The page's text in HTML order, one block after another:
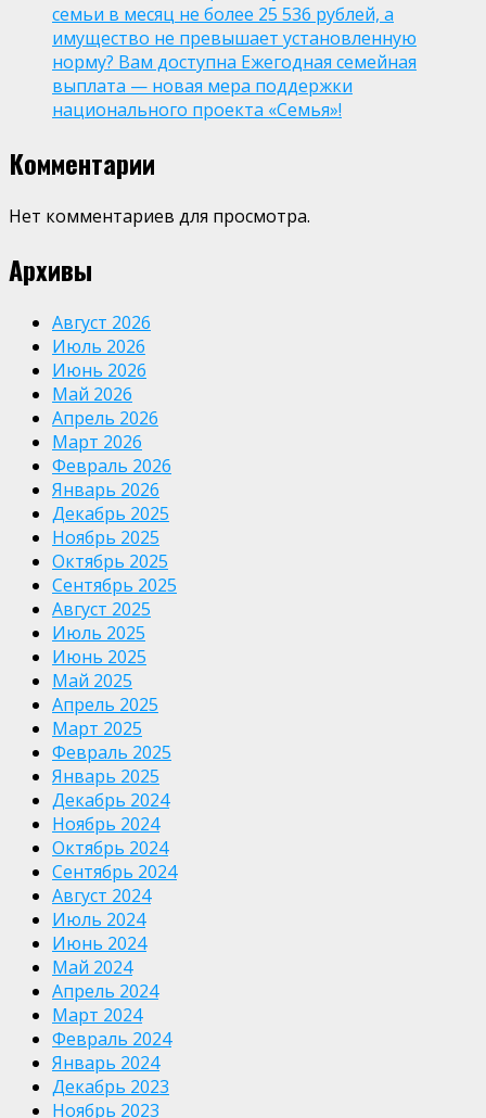
семьи в месяц не более 25 536 рублей, а
имущество не превышает установленную
норму? Вам доступна Ежегодная семейная
выплата — новая мера поддержки
национального проекта «Семья»!
Комментарии
Нет комментариев для просмотра.
Архивы
Август 2026
Июль 2026
Июнь 2026
Май 2026
Апрель 2026
Март 2026
Февраль 2026
Январь 2026
Декабрь 2025
Ноябрь 2025
Октябрь 2025
Сентябрь 2025
Август 2025
Июль 2025
Июнь 2025
Май 2025
Апрель 2025
Март 2025
Февраль 2025
Январь 2025
Декабрь 2024
Ноябрь 2024
Октябрь 2024
Сентябрь 2024
Август 2024
Июль 2024
Июнь 2024
Май 2024
Апрель 2024
Март 2024
Февраль 2024
Январь 2024
Декабрь 2023
Ноябрь 2023